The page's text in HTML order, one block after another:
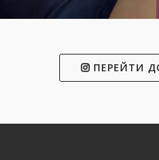
ПЕРЕЙТИ ДО